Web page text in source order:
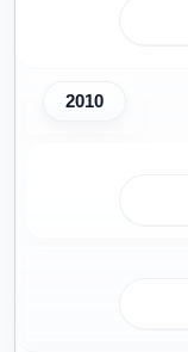
2010